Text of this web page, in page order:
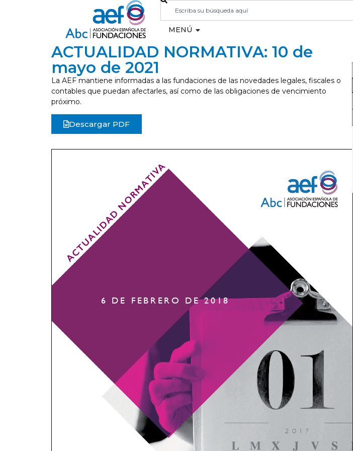
MENÚ
ACTUALIDAD NORMATIVA: 10 de
mayo de 2021
La AEF mantiene informadas a las fundaciones de las novedades legales, fiscales o
contables que puedan afectarles, así como de las obligaciones de vencimiento
próximo.
Descargar PDF